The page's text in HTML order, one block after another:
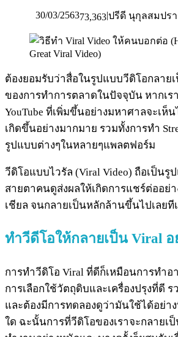
30/03/256373,363|ปรีดี นุกุลสมปรา
ต้องยอมรับว่าสื่อในรูปแบบวีดิโอกลา
ของการทำการตลาดในปัจจุบัน หากเ
YouTube ที่เพิ่มขึ้นอย่างมหาศาลจะเห็
เกิดขึ้นอย่างมากมาย รวมทั้งการทำ
รูปแบบต่างๆในหลายๆแพลตฟอร์ม
วีดิโอแบบไวรัล (Viral Video) ถือเป็นรู
สายตาคนดูส่งผลให้เกิดการแชร์ต่ออย่
เชียล จนกลายเป็นหลักล้านขึ้นไปเลยที
ทำวีดีโอให้กลายเป็น Viral อ
การทำวีดิโอ Viral ที่ดีก็เหมือนการทำอ
การเลือกใช้วัตถุดิบและเครื่องปรุงที่ดี
และต้องมีการทดลองดูว่ามันใช้ได้อย่า
ใด ฉะนั้นการที่วีดิโอของเราจะกลายเ